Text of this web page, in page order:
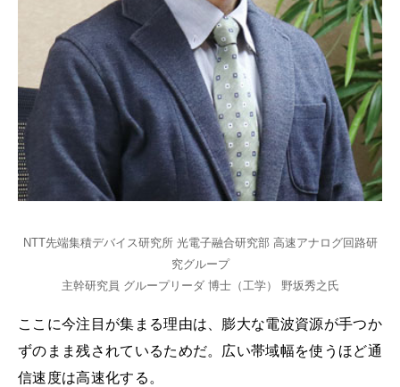
NTT先端集積デバイス研究所 光電子融合研究部 高速アナログ回路研
究グループ
主幹研究員 グループリーダ 博士（工学） 野坂秀之氏
ここに今注目が集まる理由は、膨大な電波資源が手つか
ずのまま残されているためだ。広い帯域幅を使うほど通
信速度は高速化する。